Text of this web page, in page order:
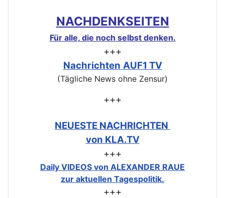
NACHDENKSEITEN
Für alle, die noch selbst denken.
+++
Nachrichten AUF1 TV
(Tägliche News ohne Zensur)
+++
NEUESTE NACHRICHTEN
von KLA.TV
+++
Daily VIDEOS von ALEXANDER RAUE
zur aktuellen Tagespolitik.
+++